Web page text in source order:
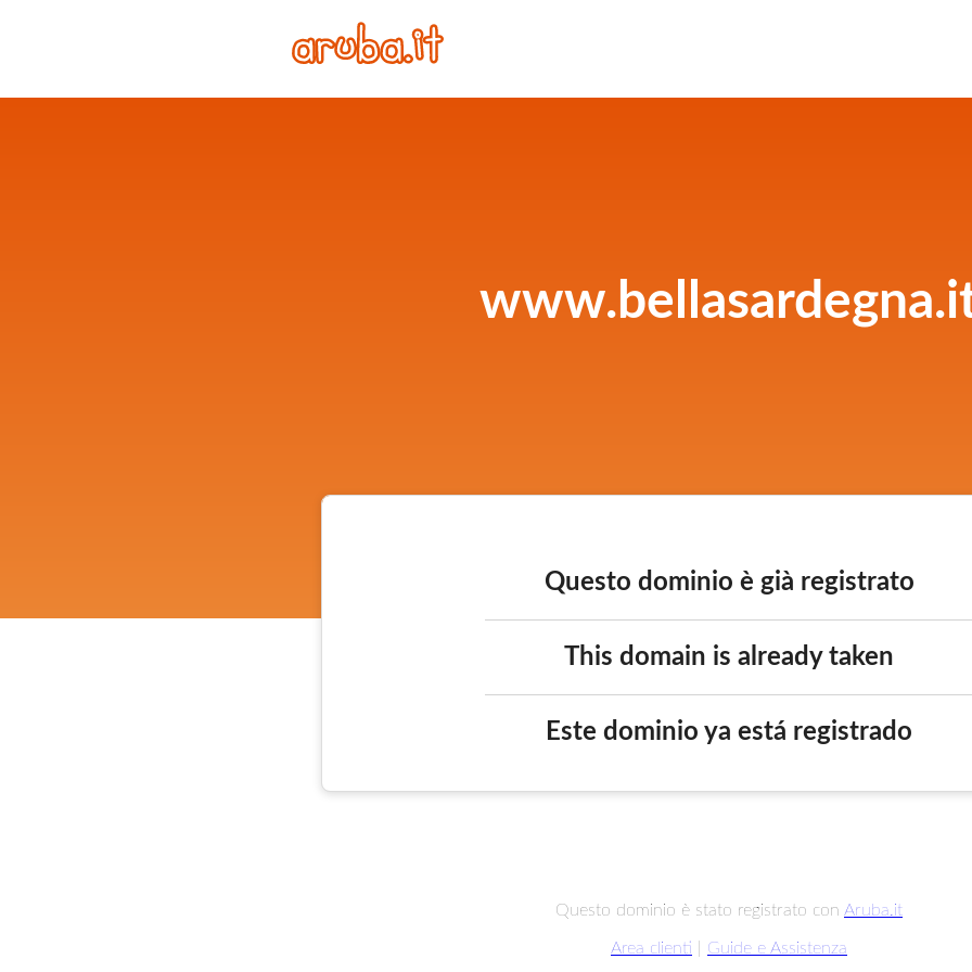
Questo dominio è già registrato
This domain is already taken
Este dominio ya está registrado
Questo dominio è stato registrato con Aruba.it
Area clienti Guide e Assistenza